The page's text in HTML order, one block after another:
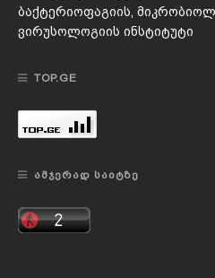
ბაქტერიოფაგიის,
ვირუსოლოგიის ინსტიტუტი
TOP.GE
ᲐᲛᲯᲔᲠᲐᲓ ᲡᲐᲘᲢᲖᲔ